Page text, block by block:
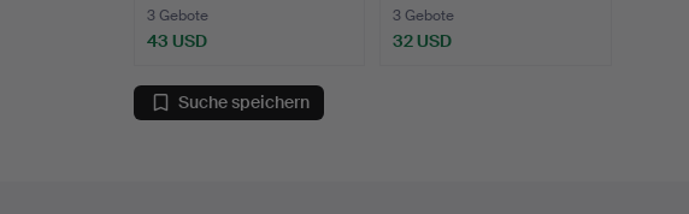
3 Gebote
43 USD
3 Gebote
32 USD
Suche speichern